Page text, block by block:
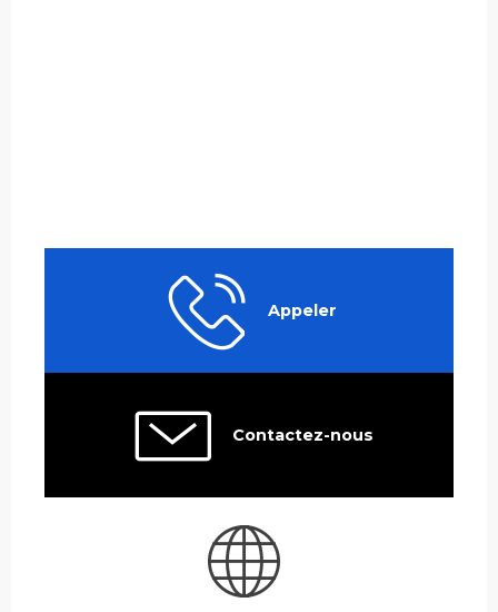
Appeler
Contactez-nous